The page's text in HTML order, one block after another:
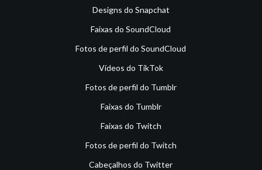
Designs do Snapchat
Faixas do SoundCloud
Fotos de perfil do SoundCloud
Vídeos do TikTok
Fotos de perfil do Tumblr
Faixas do Tumblr
Faixas do Twitch
Fotos de perfil do Twitch
Cabeçalhos do Twitter